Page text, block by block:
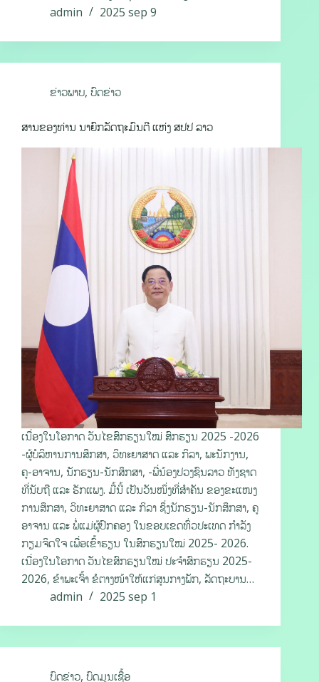
admin
2025 sep 9
ຂ່າວພາບ, ບົດຂ່າວ
ສານຂອງທ່ານ ນາຍົກລັດຖະມົນຕີ ແຫ່ງ ສປປ ລາວ
ເນື່ອງໃນໂອກາດ ວັນໄຂສົກຮຽນໃໝ່ ສົກຮຽນ 2025 -2026
-ຜູ້ບໍລິຫານການສຶກສາ, ວິທະຍາສາດ ແລະ ກິລາ, ພະນັກງານ,
ຄູ-ອາຈານ, ນັກຮຽນ-ນັກສຶກສາ, -ພີ່ນ້ອງປວງຊົນລາວ ທັງຊາດ
ທີ່ນັບຖື ແລະ ຮັກແພງ. ມື້ນີ້ ເປັນວັນໜຶ່ງທີ່ສໍາຄັນ ຂອງຂະແໜງ
ການສຶກສາ, ວິທະຍາສາດ ແລະ ກິລາ ຊຶ່ງນັກຮຽນ-ນັກສຶກສາ, ຄູ
ອາຈານ ແລະ ພໍ່ແມ່ຜູ້ປົກຄອງ ໃນຂອບເຂດທົ່ວປະເທດ ກຳລັງ
ກຽມຈິດໃຈ ເພື່ອເຂົ້າຮຽນ ໃນສົກຮຽນໃໝ່ 2025- 2026.
ເນື່ອງໃນໂອກາດ ວັນໄຂສົກຮຽນໃໝ່ ປະຈໍາສົກຮຽນ 2025-
2026, ຂ້າພະເຈົ້າ ຂໍຕາງໜ້າໃຫ້ແກ່ສູນກາງພັກ, ລັດຖະບານ…
admin
2025 sep 1
ບົດຂ່າວ, ບົດມູນເຊື້ອ